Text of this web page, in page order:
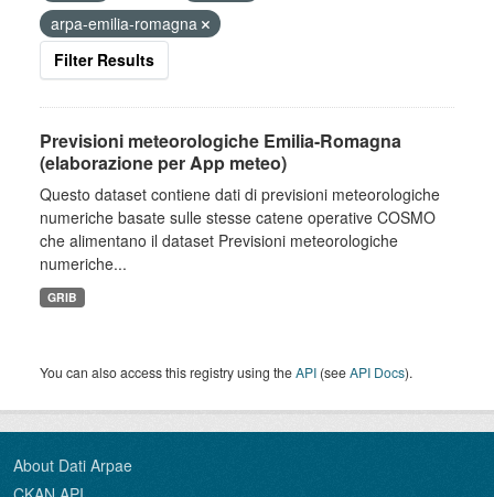
arpa-emilia-romagna
Filter Results
Previsioni meteorologiche Emilia-Romagna
(elaborazione per App meteo)
Questo dataset contiene dati di previsioni meteorologiche
numeriche basate sulle stesse catene operative COSMO
che alimentano il dataset Previsioni meteorologiche
numeriche...
GRIB
You can also access this registry using theAPI (seeAPI Docs).
About Dati Arpae